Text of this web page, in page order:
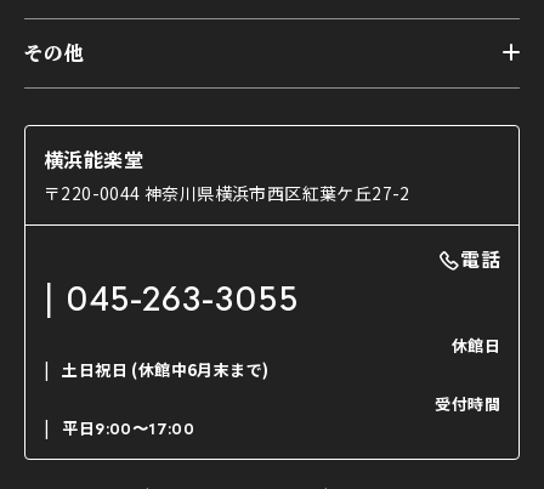
本舞台座席
交通アクセス
第二舞台
研修室
楽屋
ご利用の流れ
利用料金表
能舞台と演じ手
使用する道具
能・狂言の曲目説明
日本の古典芸能
その他
コラム
OTABISHO
チケット購入方法
ご寄附について
よくいただくご質問
お問い合わせ
横浜能楽堂
〒220-0044 神奈川県横浜市西区紅葉ケ丘27-2
電話
045-263-3055
休館日
土日祝日 (休館中6月末まで)
受付時間
平日9:00〜17:00